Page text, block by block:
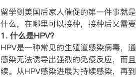
留学到美国后家人催促的第一件事就
什么，在哪里可以接种，接种后又需
1. 什么是HPV?
HPV是一种常见的生殖道感染病毒，
感染无法诱导出强烈的免疫反应，而
续。从HPV感染进展为持续感染，再